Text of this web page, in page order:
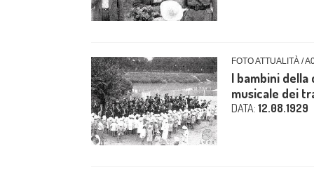
FOTO ATTUALITÀ /
I bambini
musicale dei
DATA: 12.08.1929